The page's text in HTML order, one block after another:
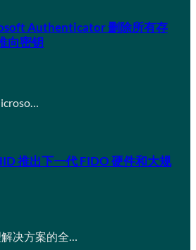
Authenticator 删除所有存
向密钥
推出下一代 FIDO 硬件和大规
决方案的全…